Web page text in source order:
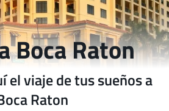
Boca Raton
el viaje de tus sueños a
Raton